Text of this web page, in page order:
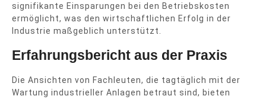
signifikante Einsparungen bei den Betriebskosten
ermöglicht, was den wirtschaftlichen Erfolg in der
Industrie maßgeblich unterstützt.
Erfahrungsbericht aus der Praxis
Die Ansichten von Fachleuten, die tagtäglich mit der
Wartung industrieller Anlagen betraut sind, bieten